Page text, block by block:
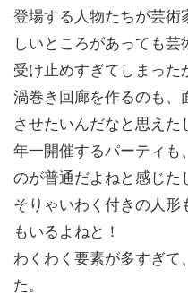
登場する人物たちが芸術
しいところがあっても芸
受け止めすぎてしまった
渦巻き回廊を作るのも、
させたいんだなと思えた
年一開催するパーティも
のが普通だよねと感じた
そりゃいわく付きの人
もいるよねと！
わくわく要素が多すぎて
た。